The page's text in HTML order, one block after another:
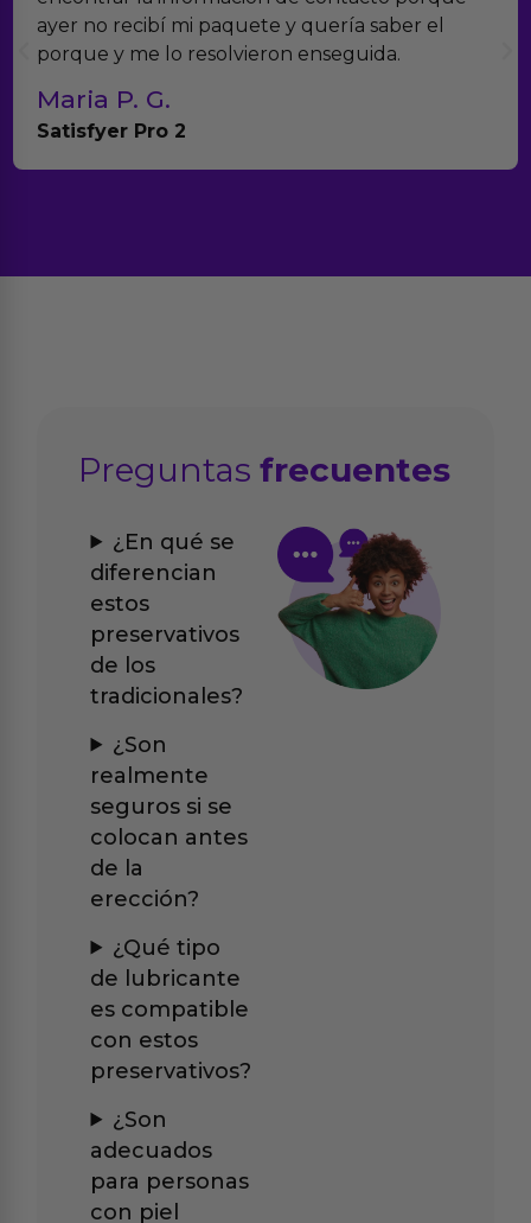
no recibí mi paquete y quería saber el
y me lo resolvieron enseguida.
P. G.
Pro 2
Preguntasfrecuentes
¿En qué se
diferencian
estos
preservativos
de los
tradicionales?
¿Son
realmente
seguros si se
colocan antes
de la
erección?
¿Qué tipo
de lubricante
es compatible
con estos
preservativos?
¿Son
adecuados
para personas
con piel